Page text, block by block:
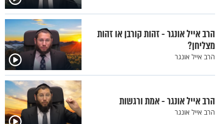
הרב אייל אונגר - זהות קורבן או זהות
מצליחן?
הרב אייל אונגר
הרב אייל אונגר - אמת ורגשות
הרב אייל אונגר